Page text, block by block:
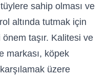
sahip olması ve
altında tutmak için
taşır. Kalitesi ve
markası, köpek
üzere